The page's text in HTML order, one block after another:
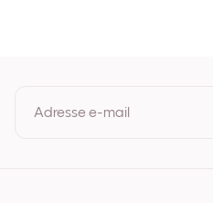
Adresse e-mail